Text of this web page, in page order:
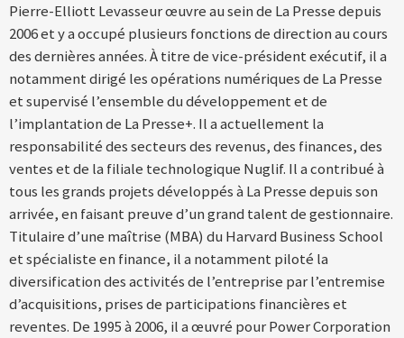
Pierre-Elliott Levasseur œuvre au sein de La Presse depuis
2006 et y a occupé plusieurs fonctions de direction au cours
des dernières années. À titre de vice-président exécutif, il a
notamment dirigé les opérations numériques de La Presse
et supervisé l’ensemble du développement et de
l’implantation de La Presse+. Il a actuellement la
responsabilité des secteurs des revenus, des finances, des
ventes et de la filiale technologique Nuglif. Il a contribué à
tous les grands projets développés à La Presse depuis son
arrivée, en faisant preuve d’un grand talent de gestionnaire.
Titulaire d’une maîtrise (MBA) du Harvard Business School
et spécialiste en finance, il a notamment piloté la
diversification des activités de l’entreprise par l’entremise
d’acquisitions, prises de participations financières et
reventes. De 1995 à 2006, il a œuvré pour Power Corporation